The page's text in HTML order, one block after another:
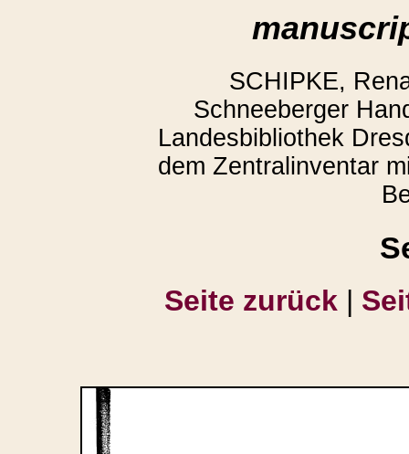
SCHIPKE,
Schneeberger
Landesbibliothek
dem Zentralinventar
Seite zurück |